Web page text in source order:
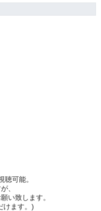
聴可能。
、
い致します。
けます。)